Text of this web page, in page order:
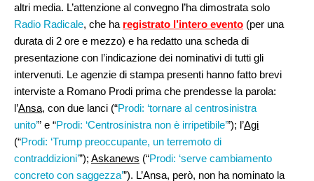
altri media. L’attenzione al convegno l’ha dimostrata solo
Radio Radicale, che ha registrato l’intero evento (per una
durata di 2 ore e mezzo) e ha redatto una scheda di
presentazione con l’indicazione dei nominativi di tutti gli
intervenuti. Le agenzie di stampa presenti hanno fatto brevi
interviste a Romano Prodi prima che prendesse la parola:
l’Ansa, con due lanci (“Prodi: ‘tornare al centrosinistra
unito’” e “Prodi: ‘Centrosinistra non è irripetibile’”); l’Agi
(“Prodi: ‘Trump preoccupante, un terremoto di
contraddizioni’”); Askanews (“Prodi: ‘serve cambiamento
concreto con saggezza’”). L’Ansa, però, non ha nominato la